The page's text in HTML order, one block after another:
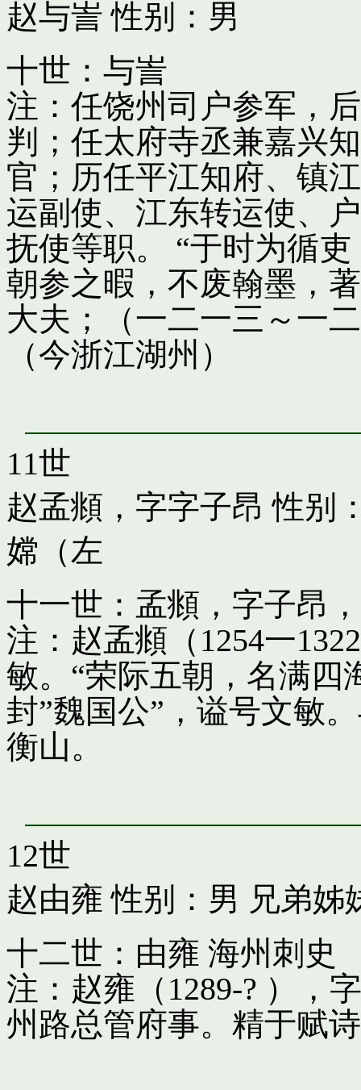
赵与訔 性别：男
十世：与訔
注：任饶州司户参军，
判；任太府寺丞兼嘉兴
官；历任平江知府、镇
运副使、江东转运使、
抚使等职。 “于时为循
朝参之暇，不废翰墨，
大夫；（一二一三～一
（今浙江湖州）
11世
赵孟頫，字字子昂 性别
嫦（左
十一世：孟頫，字子昂
注：赵孟頫（1254一
敏。“荣际五朝，名满四
封”魏国公”，谥号文敏
衡山。
12世
赵由雍 性别：男 兄弟姊
十二世：由雍 海州刺史
注：赵雍（1289-? ），
州路总管府事。精于赋